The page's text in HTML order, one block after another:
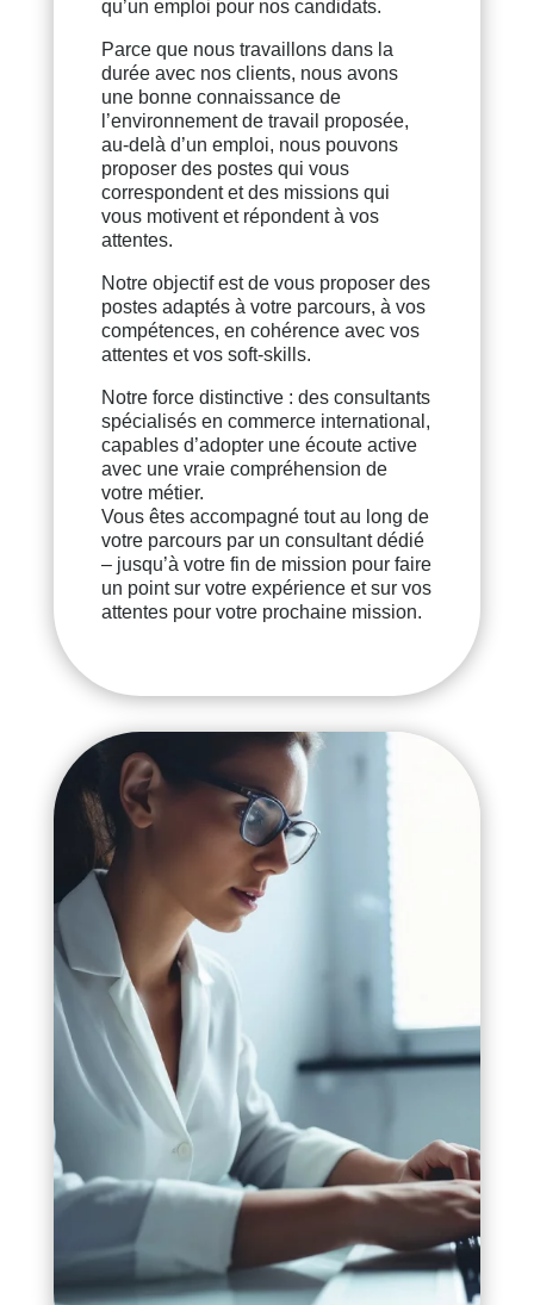
qu’un emploi pour nos candidats.
Parce que nous travaillons dans la
durée avec nos clients, nous avons
une bonne connaissance de
l’environnement de travail proposée,
au-delà d’un emploi, nous pouvons
proposer des postes qui vous
correspondent et des missions qui
vous motivent et répondent à vos
attentes.
Notre objectif est de vous proposer des
postes adaptés à votre parcours, à vos
compétences, en cohérence avec vos
attentes et vos soft-skills.
Notre force distinctive : des consultants
spécialisés en commerce international,
capables d’adopter une écoute active
avec une vraie compréhension de
votre métier.
Vous êtes accompagné tout au long de
votre parcours par un consultant dédié
– jusqu’à votre fin de mission pour faire
un point sur votre expérience et sur vos
attentes pour votre prochaine mission.